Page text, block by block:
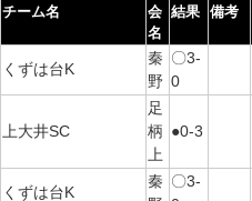
チーム名
会
名
結果 備考
くずは台K
秦
野
〇3-
0
上大井SC
足
柄
上
●0-3
くずは台K
秦 〇3-